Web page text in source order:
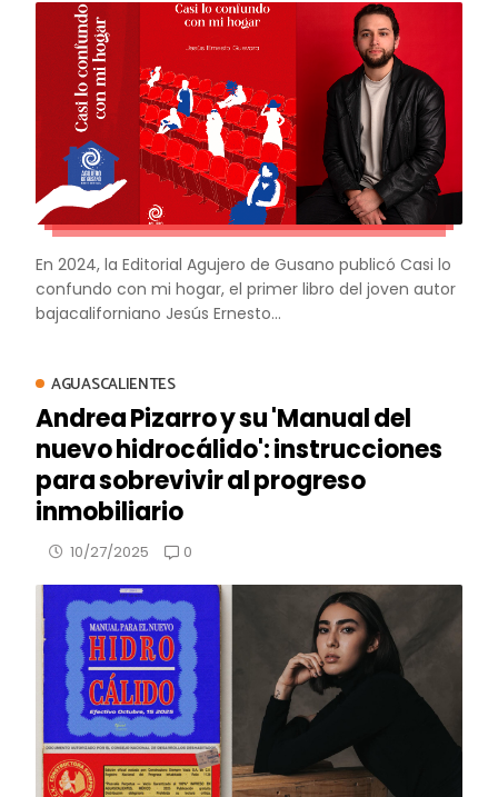
En 2024, la Editorial Agujero de Gusano publicó Casi lo
confundo con mi hogar, el primer libro del joven autor
bajacaliforniano Jesús Ernesto...
AGUASCALIENTES
Andrea Pizarro y su 'Manual del
nuevo hidrocálido': instrucciones
para sobrevivir al progreso
inmobiliario
10/27/2025 0